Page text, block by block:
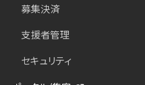
募集決済
支援者管理
セキュリティ